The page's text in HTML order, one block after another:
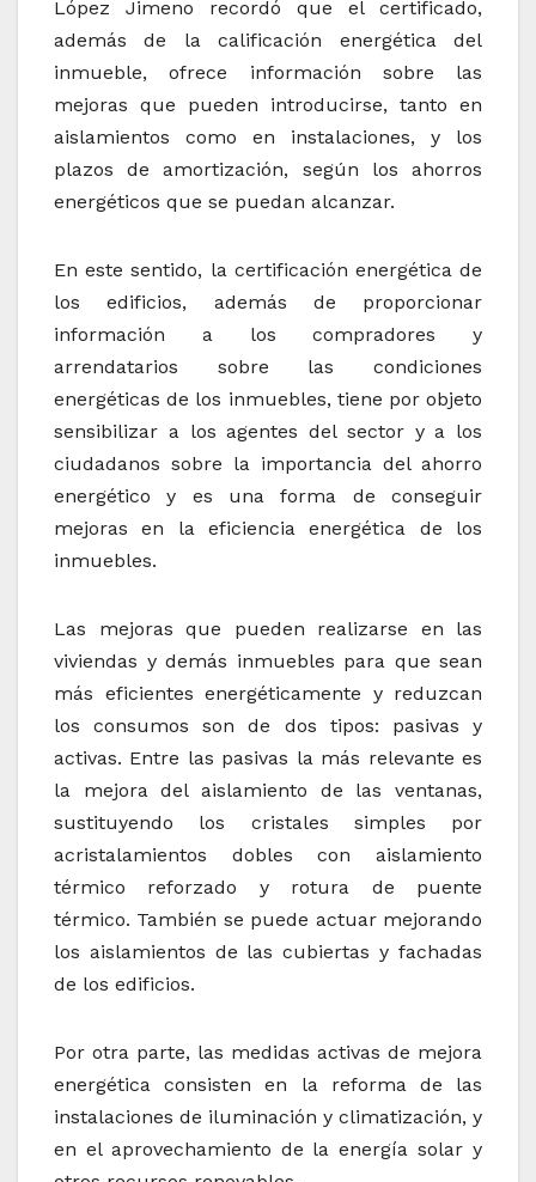
López Jimeno recordó que el certificado,
además de la calificación energética del
inmueble, ofrece información sobre las
mejoras que pueden introducirse, tanto en
aislamientos como en instalaciones, y los
plazos de amortización, según los ahorros
energéticos que se puedan alcanzar.
En este sentido, la certificación energética de
los edificios, además de proporcionar
información a los compradores y
arrendatarios sobre las condiciones
energéticas de los inmuebles, tiene por objeto
sensibilizar a los agentes del sector y a los
ciudadanos sobre la importancia del ahorro
energético y es una forma de conseguir
mejoras en la eficiencia energética de los
inmuebles.
Las mejoras que pueden realizarse en las
viviendas y demás inmuebles para que sean
más eficientes energéticamente y reduzcan
los consumos son de dos tipos: pasivas y
activas. Entre las pasivas la más relevante es
la mejora del aislamiento de las ventanas,
sustituyendo los cristales simples por
acristalamientos dobles con aislamiento
térmico reforzado y rotura de puente
térmico. También se puede actuar mejorando
los aislamientos de las cubiertas y fachadas
de los edificios.
Por otra parte, las medidas activas de mejora
energética consisten en la reforma de las
instalaciones de iluminación y climatización, y
en el aprovechamiento de la energía solar y